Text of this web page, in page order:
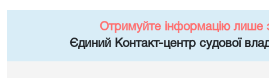
Отримуйте інформацію лише
Єдиний Контакт-центр судової